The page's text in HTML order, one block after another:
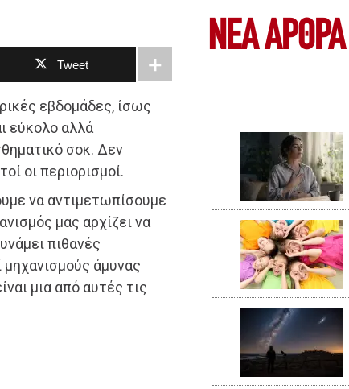
Tweet
εβδομάδες, ίσως
εύκολο αλλά
σοκ. Δεν
οι περιορισμοί.
να αντιμετωπίσουμε
μας αρχίζει να
πιθανές
μηχανισμούς άμυνας
μια από αυτές τις
ΝΕΑ ΆΡΘΡΑ